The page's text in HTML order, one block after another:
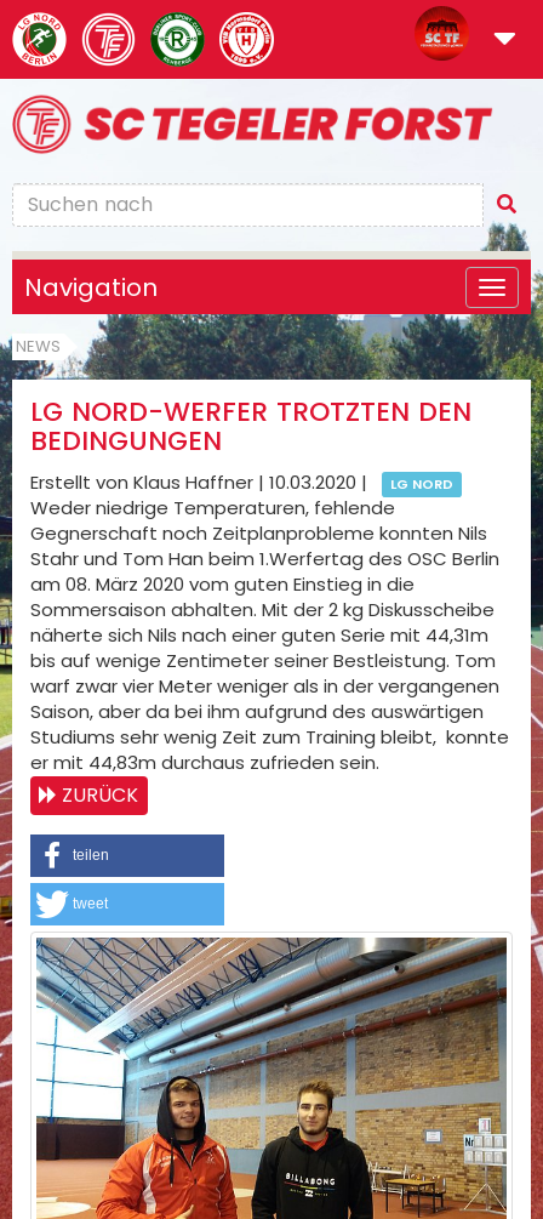
Navigation
NEWS
LG NORD-WERFER TROTZTEN DEN
BEDINGUNGEN
Erstellt von Klaus Haffner | 10.03.2020 | LG NORD
Weder niedrige Temperaturen, fehlende
Gegnerschaft noch Zeitplanprobleme konnten Nils
Stahr und Tom Han beim 1.Werfertag des OSC Berlin
am 08. März 2020 vom guten Einstieg in die
Sommersaison abhalten. Mit der 2 kg Diskusscheibe
näherte sich Nils nach einer guten Serie mit 44,31m
bis auf wenige Zentimeter seiner Bestleistung. Tom
warf zwar vier Meter weniger als in der vergangenen
Saison, aber da bei ihm aufgrund des auswärtigen
Studiums sehr wenig Zeit zum Training bleibt, konnte
er mit 44,83m durchaus zufrieden sein.
ZURÜCK
teilen
tweet